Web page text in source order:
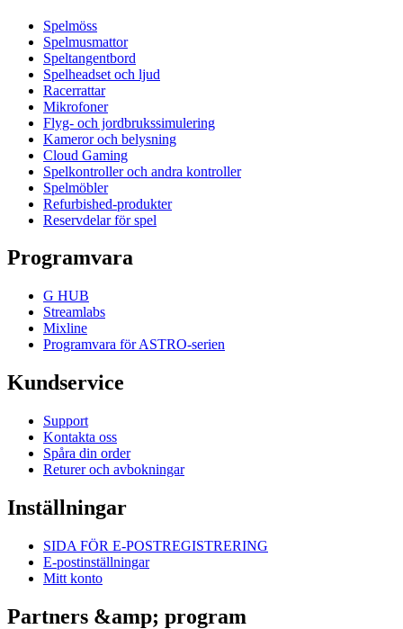
Spelmöss
Spelmusmattor
Speltangentbord
Spelheadset och ljud
Racerrattar
Mikrofoner
Flyg- och jordbrukssimulering
Kameror och belysning
Cloud Gaming
Spelkontroller och andra kontroller
Spelmöbler
Refurbished-produkter
Reservdelar för spel
Programvara
G HUB
Streamlabs
Mixline
Programvara för ASTRO-serien
Kundservice
Support
Kontakta oss
Spåra din order
Returer och avbokningar
Inställningar
SIDA FÖR E-POSTREGISTRERING
E-postinställningar
Mitt konto
Partners &amp; program